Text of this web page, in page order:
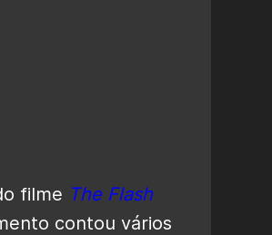
filme The Flash
contou vários